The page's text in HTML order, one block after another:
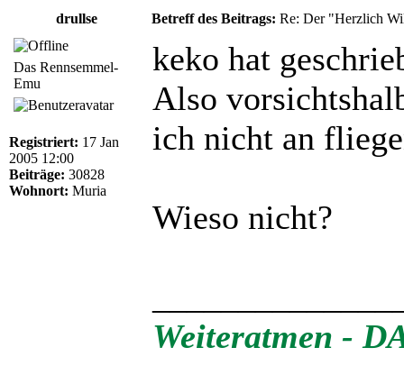
drullse
Betreff des Beitrags: Re: Der "Herzlich
Das Rennsemmel-
Emu
Registriert: 17 Jan
2005 12:00
Beiträge: 30828
Wohnort: Muria
keko hat
Also
ich nicht an
Wieso nicht?
Weiteratmen -